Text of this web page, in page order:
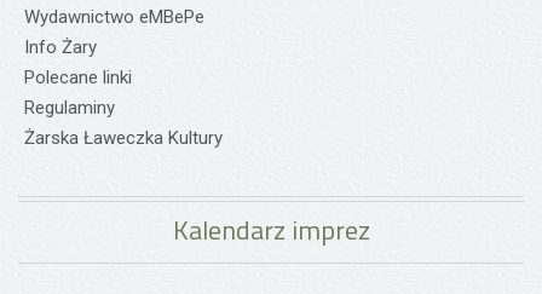
Wydawnictwo eMBePe
Info Żary
Polecane linki
Regulaminy
Żarska Ławeczka Kultury
Kalendarz imprez